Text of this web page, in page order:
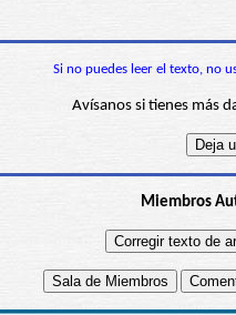
Si no puedes leer el texto, no
Avísanos si tienes más
Miembros